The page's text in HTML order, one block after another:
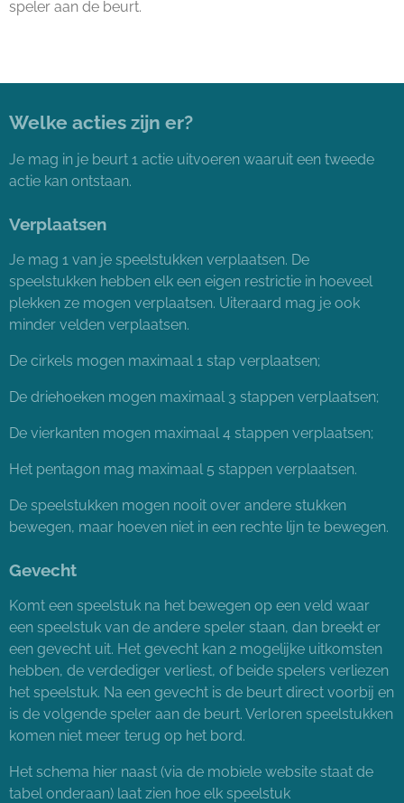
speler aan de beurt.
Welke acties zijn er?
Je mag in je beurt 1 actie uitvoeren waaruit een tweede
actie kan ontstaan.
Verplaatsen
Je mag 1 van je speelstukken verplaatsen. De
speelstukken hebben elk een eigen restrictie in hoeveel
plekken ze mogen verplaatsen. Uiteraard mag je ook
minder velden verplaatsen.
De cirkels mogen maximaal 1 stap verplaatsen;
De driehoeken mogen maximaal 3 stappen verplaatsen;
De vierkanten mogen maximaal 4 stappen verplaatsen;
Het pentagon mag maximaal 5 stappen verplaatsen.
De speelstukken mogen nooit over andere stukken
bewegen, maar hoeven niet in een rechte lijn te bewegen.
Gevecht
Komt een speelstuk na het bewegen op een veld waar
een speelstuk van de andere speler staan, dan breekt er
een gevecht uit. Het gevecht kan 2 mogelijke uitkomsten
hebben, de verdediger verliest, of beide spelers verliezen
het speelstuk. Na een gevecht is de beurt direct voorbij en
is de volgende speler aan de beurt. Verloren speelstukken
komen niet meer terug op het bord.
Het schema hier naast (via de mobiele website staat de
tabel onderaan) laat zien hoe elk speelstuk